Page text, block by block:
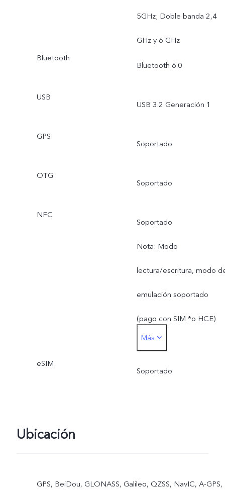
5GHz; Doble banda 2,4
GHz y 6 GHz
Bluetooth
Bluetooth 6.0
USB
USB 3.2 Generación 1
GPS
Soportado
OTG
Soportado
NFC
Soportado
Nota: Modo
lectura/escritura, modo
emulación soportado
(pago con SIM *o HCE)
*La tarjeta SIM para
debe insertarse en la
Más
eSIM
Soportado
Ubicación
GPS, BeiDou, GLONASS, Galileo, QZSS, NavIC, A-GPS,